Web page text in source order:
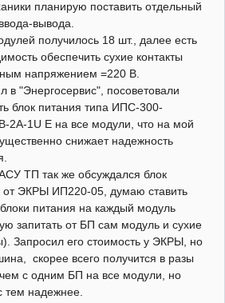
планирую поставить отдельный
вывода.
получилось 18 шт., далее есть
обеспечить сухие контакты
напряжением =220 В.
в "Энергосервис", посоветовали
блок питания типа ИПС-300-
2А-1U E на все модули, что на мой
снижает надежность
ТП так же обсуждался блок
от ЭКРЫ ИП220-05, думаю ставить
питания на каждый модуль
запитать от БП сам модуль и сухие
Запросил его стоимость у ЭКРЫ, но
скорее всего получится в разы
с одним БП на все модули, но
тем надежнее.